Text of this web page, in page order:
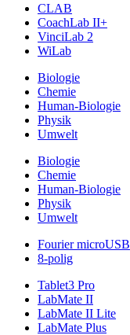
CLAB
CoachLab II+
VinciLab 2
WiLab
Biologie
Chemie
Human-Biologie
Physik
Umwelt
Biologie
Chemie
Human-Biologie
Physik
Umwelt
Fourier microUSB
8-polig
Tablet3 Pro
LabMate II
LabMate II Lite
LabMate Plus